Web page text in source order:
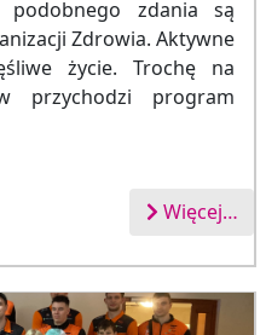
podobnego zdania są
Zdrowia. Aktywne
życie. Trochę na
przychodzi program
Więcej…